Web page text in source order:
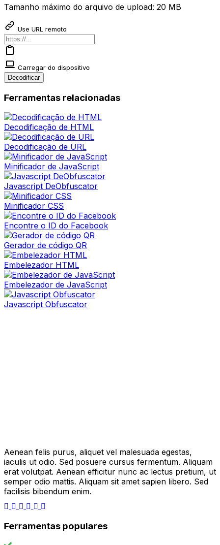
Tamanho máximo do arquivo de upload: 20 MB
Use URL remoto
Carregar do dispositivo
Decodificar
Ferramentas relacionadas
Decodificação de HTML
Decodificação de URL
Minificador de JavaScript
Javascript DeObfuscator
Minificador CSS
Encontre o ID do Facebook
Gerador de código QR
Embelezador HTML
Embelezador de JavaScript
Javascript Obfuscator
Aenean felis purus, aliquet vel malesuada egestas,
iaculis ut odio. Sed posuere cursus fermentum. Aliquam
erat volutpat. Aenean efficitur nunc ac lectus pretium, ut
semper odio mattis. Aliquam sit amet sapien libero. Sed
facilisis bibendum enim.
Ferramentas populares